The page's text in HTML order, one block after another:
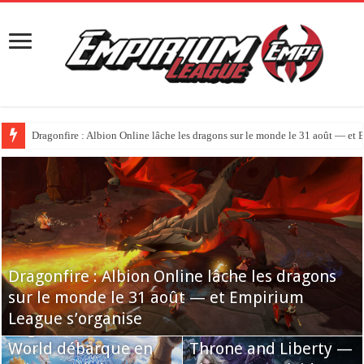
Dragonfire : Albion Online lâche les dragons sur le monde le 31 août — et
Dragonfire : Albion Online lâche les dragons
sur le monde le 31 août — et Empirium
League s’organise
Ragnarok: The New
World débarque en
Throne and Liberty —
Empirium League entre dans une nouvelle
ère
Empirium League
recrute son
Administrateur
AION 2 débarque en